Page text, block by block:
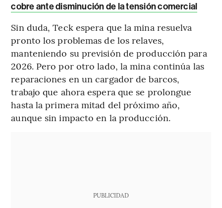
cobre ante disminución de la tensión comercial
Sin duda, Teck espera que la mina resuelva
pronto los problemas de los relaves,
manteniendo su previsión de producción para
2026. Pero por otro lado, la mina continúa las
reparaciones en un cargador de barcos,
trabajo que ahora espera que se prolongue
hasta la primera mitad del próximo año,
aunque sin impacto en la producción.
PUBLICIDAD